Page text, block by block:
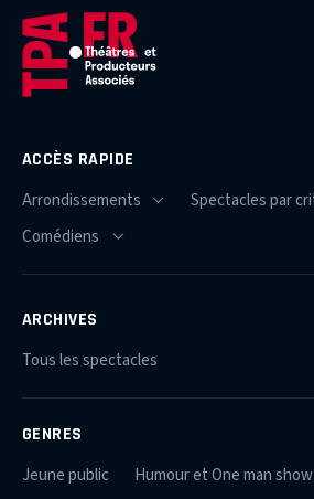
ACCÈS RAPIDE
ARCHIVES
Tous les spectacles
GENRES
Jeune public
Humour et One man show